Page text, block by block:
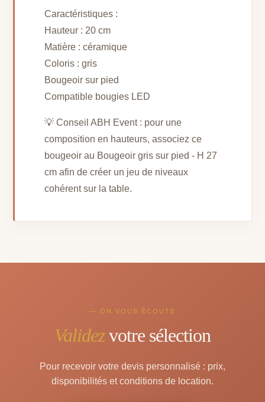
Caractéristiques :
Hauteur : 20 cm
Matière : céramique
Coloris : gris
Bougeoir sur pied
Compatible bougies LED
💡 Conseil ABH Event : pour une
composition en hauteurs, associez ce
bougeoir au Bougeoir gris sur pied - H 27
cm afin de créer un jeu de niveaux
cohérent sur la table.
— ON VOUS ÉCOUTE
Validezvotre sélection
Pour recevoir votre devis personnalisé : prix,
disponibilités et conditions de location.